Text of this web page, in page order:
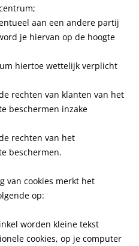
aan een andere partij
je hiervan op de hoogte
hiertoe wettelijk verplicht
rechten van klanten van het
beschermen inzake
rechten van het
beschermen.
van cookies merkt het
op:
worden kleine tekst
cookies, op je computer